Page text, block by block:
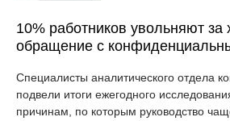
10% работников увольняют за
обращение с
Специалисты аналитического отдела
подвели итоги ежегодного
причинам, по которым руководство